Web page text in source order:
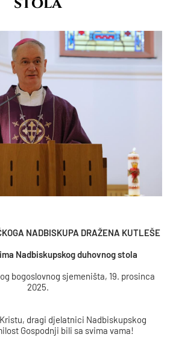
NADBISKUPA DRAŽENA KUTLEŠE
Nadbiskupskog duhovnog stola
bogoslovnog sjemeništa, 19. prosinca
2025.
dragi djelatnici Nadbiskupskog
Gospodnji bili sa svima vama!